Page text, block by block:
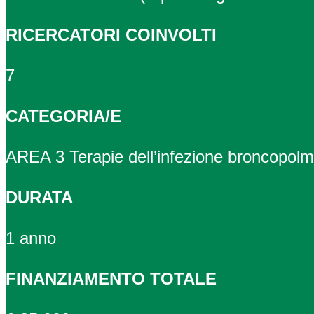
RICERCATORI COINVOLTI
7
CATEGORIA/E
AREA 3 Terapie dell’infezione
DURATA
1 anno
FINANZIAMENTO TOTALE